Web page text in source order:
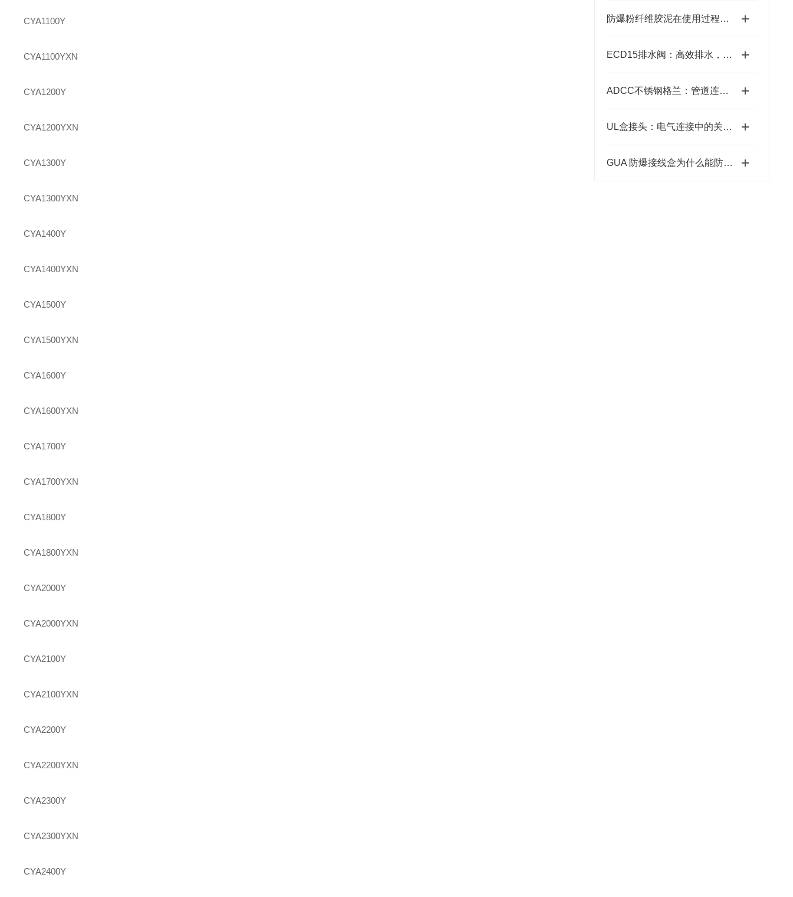
防爆粉纤维胶泥在使用过程中需要注意以下几点
ECD15排水阀：高效排水，畅行无阻
ADCC不锈钢格兰：管道连接的坚固守护者
UL盒接头：电气连接中的关键部件
GUA 防爆接线盒为什么能防爆？
CYA1100Y
CYA1100YXN
CYA1200Y
CYA1200YXN
CYA1300Y
CYA1300YXN
CYA1400Y
CYA1400YXN
CYA1500Y
CYA1500YXN
CYA1600Y
CYA1600YXN
CYA1700Y
CYA1700YXN
CYA1800Y
CYA1800YXN
CYA2000Y
CYA2000YXN
CYA2100Y
CYA2100YXN
CYA2200Y
CYA2200YXN
CYA2300Y
CYA2300YXN
CYA2400Y